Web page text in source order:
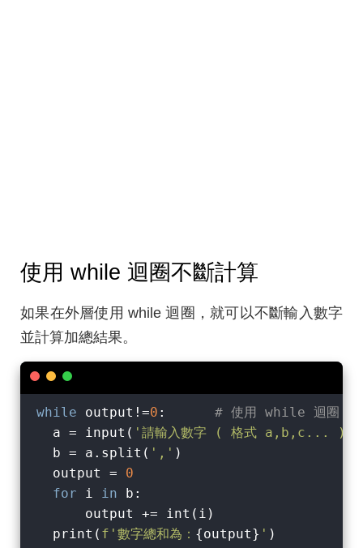
使用 while 迴圈不斷計算
如果在外層使用 while 迴圈，就可以不斷輸入數字
並計算加總結果。
while output!=0 : # 使用 while 迴圈，
  a = input(
'請輸入數字 ( 格式 a,b,c... )
  b = a.split(
',' )
  output =
0
for i in b:
      output += int(i)
  print(
f'數字總和為： {output} '